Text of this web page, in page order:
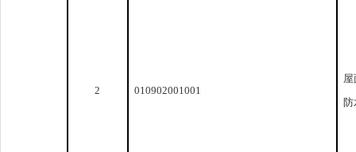
2 010902001001
屋
防